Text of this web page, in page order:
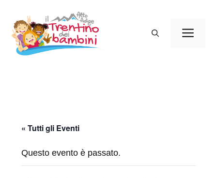
contenuto
« Tutti gli Eventi
Questo evento è passato.